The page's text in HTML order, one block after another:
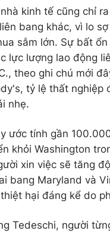
kinh tế cũng chỉ
bang khác, vì lo
sắm lớn. Sự bất
lực lượng lao động
theo ghi chú mới
tỷ lệ thất
nhẹ.
ước tính gần
khỏi Washington
xin việc sẽ tăng
bang Maryland và
hại đáng kể do
Tedeschi, người